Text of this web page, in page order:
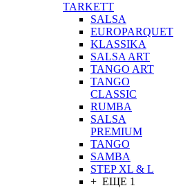
TARKETT
SALSA
EUROPARQUET
KLASSIKA
SALSA ART
TANGO ART
TANGO
CLASSIC
RUMBA
SALSA
PREMIUM
TANGO
SAMBA
STEP XL & L
+ ЕЩЕ 1